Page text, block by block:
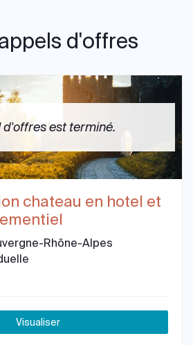
d'offres
d'offres est terminé.
chateau en hotel et
Rhône-Alpes
Visualiser